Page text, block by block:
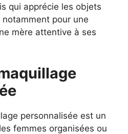
qui apprécie les objets
pour une
mère attentive à ses
personnalisée est un
femmes organisées ou